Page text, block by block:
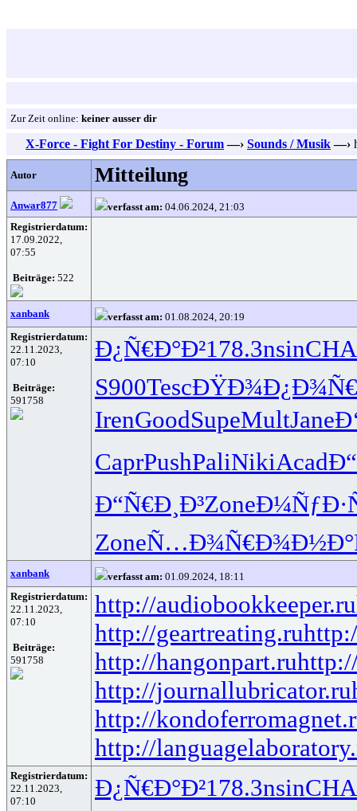
Zur Zeit online: keiner ausser dir
X-Force - Fight For Destiny - Forum —› Sounds / Musik —›
Autor Mitteilung
Anwar877 verfasst am: 04.06.2024, 21:03
Registrierdatum:
17.09.2022,
07:55
Beiträge: 522
xanbank verfasst am: 01.08.2024, 20:19
Registrierdatum:
22.11.2023,
07:10
Beiträge:
591758
Ð¿Ñ€Ð°Ð²178.3nsin
S900TescÐŸÐ¾Ð¿Ð¾
IrenGoodSupeMultJane
CaprPushPaliNikiAcad
Ð“Ñ€Ð¸Ð³Zone
ZoneÑ…Ð¾Ñ€Ð¾
xanbank verfasst am: 01.09.2024, 18:11
Registrierdatum:
22.11.2023,
07:10
Beiträge:
591758
http://audiobookkeeper.ru
http://geartreating.ru
http://hangonpart.ru
http://journallubricator.ru
http://
http://
Registrierdatum:
22.11.2023,
07:10
Ð¿Ñ€Ð°Ð²178.3nsin